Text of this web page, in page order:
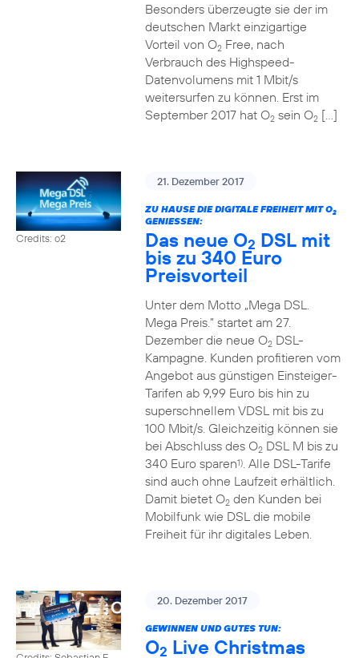
Besonders überzeugte sie der im
deutschen Markt einzigartige
Vorteil von O2Free, nach
Verbrauch des Highspeed-
Datenvolumens mit 1 Mbit/s
weitersurfen zu können. Erst im
September 2017 hat O2sein O2[…]
Credits: o2
21. Dezember 2017
ZU HAUSE DIE DIGITALE FREIHEIT MIT O2
GENIESSEN:
Das neue O2 DSL mit
bis zu 340 Euro
Preisvorteil
Unter dem Motto „Mega DSL.
Mega Preis.” startet am 27.
Dezember die neue O2DSL-
Kampagne. Kunden profitieren vom
Angebot aus günstigen Einsteiger-
Tarifen ab 9,99 Euro bis hin zu
superschnellem VDSL mit bis zu
100 Mbit/s. Gleichzeitig können sie
bei Abschluss des O2DSL M bis zu
340 Euro sparen1). Alle DSL-Tarife
sind auch ohne Laufzeit erhältlich.
Damit bietet O2den Kunden bei
Mobilfunk wie DSL die mobile
Freiheit für ihr digitales Leben.
20. Dezember 2017
GEWINNEN UND GUTES TUN:
O2 Live Christmas